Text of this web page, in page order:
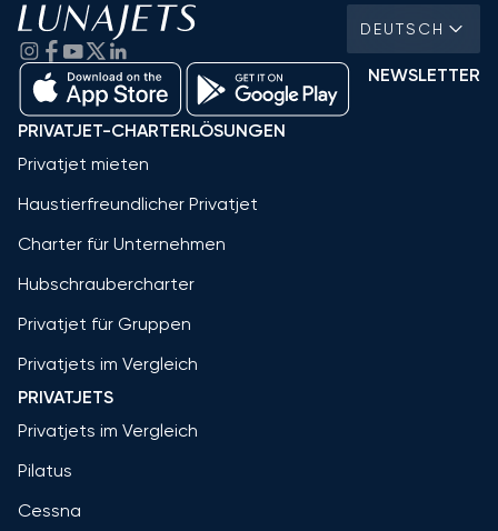
DEUTSCH
NEWSLETTER
PRIVATJET-CHARTERLÖSUNGEN
Privatjet mieten
Haustierfreundlicher Privatjet
Charter für Unternehmen
Hubschraubercharter
Privatjet für Gruppen
Privatjets im Vergleich
PRIVATJETS
Privatjets im Vergleich
Pilatus
Cessna